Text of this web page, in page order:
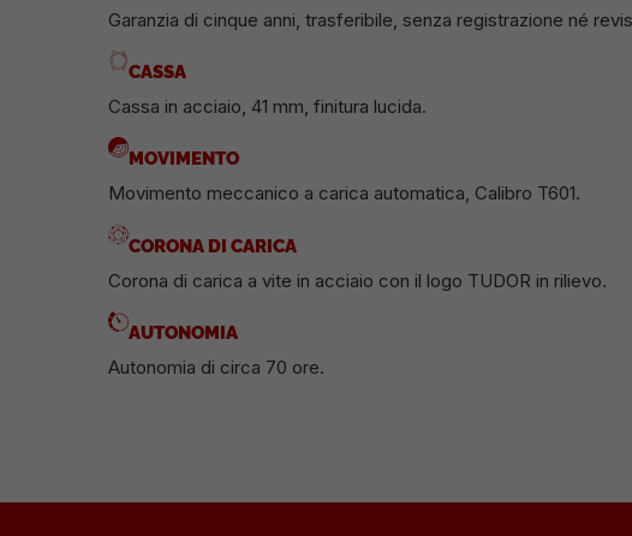
Garanzia di cinque anni, trasferibile, senza registrazione né
CASSA
Cassa in acciaio, 41 mm, finitura lucida.
MOVIMENTO
Movimento meccanico a carica automatica, Calibro T601.
CORONA DI CARICA
Corona di carica a vite in acciaio con il logo TUDOR in rilievo.
AUTONOMIA
Autonomia di circa 70 ore.